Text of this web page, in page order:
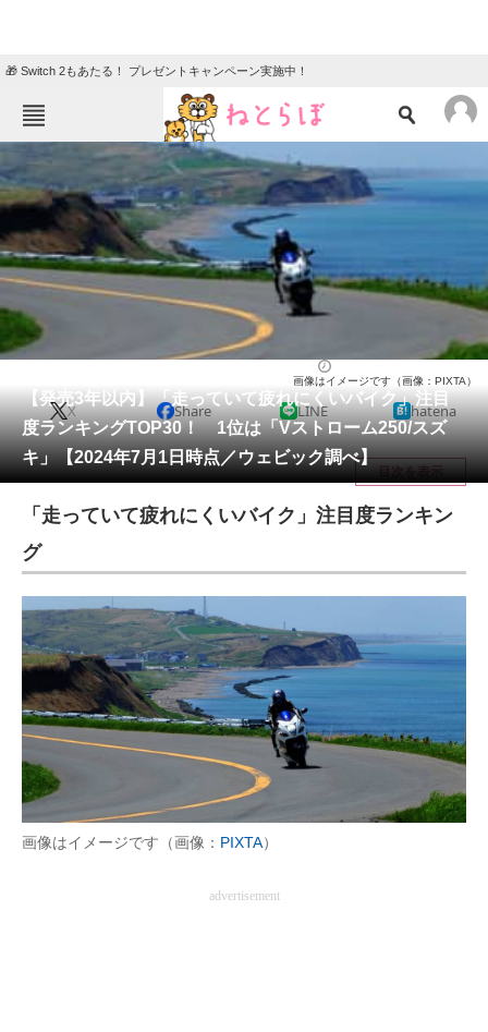
🎁 Switch 2もあたる！ プレゼントキャンペーン実施中！
ねとらぼメニュー
TOP ニュース
クイズ
グルメ 地域
住まい 教育・育児
動物 リサーチ
会員記事
メディア
注目記事を集めた総合ページ
進化するPCとデバイスの未来
好きが集まる 比べて選べる
ビジネスと働き方のヒント
AI活用のいまが分かる
企業ITのトレンドを詳説
【発売3年以内】「走っていて疲れにくいバイク」注目
度ランキングTOP30！ 1位は「Vストローム250/スズ
キ」【2024年7月1日時点／ウェビック調べ】
画像はイメージです（画像：PIXTA）
X Share LINE hatena
目次を表示
「走っていて疲れにくいバイク」注目度ランキン
グ
画像はイメージです（画像： PIXTA）
advertisement